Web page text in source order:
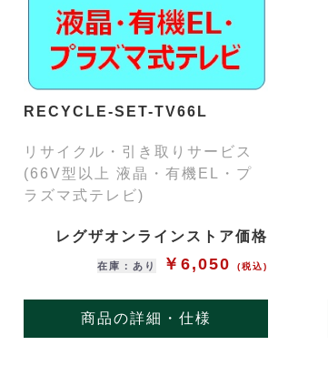
RECYCLE-SET-TV66L
リサイクル・引き取りサービス
(66V型以上 液晶・有機EL・プ
ラズマ式テレビ)
レグザオンラインストア価格
在庫：あり ￥6,050(税込)
商品の詳細・仕様